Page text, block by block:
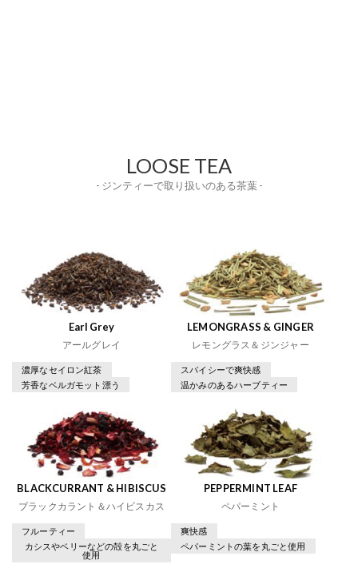
LOOSE TEA
- ジンティーで取り扱いのある茶葉 -
Earl Grey
アールグレイ
濃厚なセイロン紅茶
芳香なベルガモット漂う
LEMONGRASS & GINGER
レモングラス＆ジンジャー
スパイシーで爽快感
温かみのあるハーブティー
BLACKCURRANT & HIBISCUS
ブラックカラント＆ハイビスカス
フルーティー
カシスやベリーなどの殻を丸ごと
使用
PEPPERMINT LEAF
ペパーミント
爽快感
ペパーミントの葉を丸ごと使用